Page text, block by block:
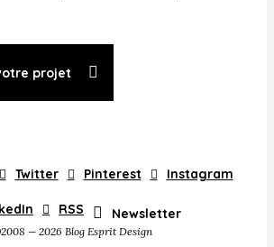
projet
Twitter Pinterest Instagram
RSS Newsletter
— 2026 Blog Esprit Design